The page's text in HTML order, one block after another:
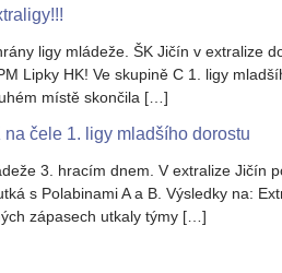
ligy mládeže. ŠK Jičín v extralize
Lipky HK! Ve skupině C 1. ligy
místě skončila […]
čele 1. ligy mladšího dorostu
3. hracím dnem. V extralize Jičín
s Polabinami A a B. Výsledky na:
zápasech utkaly týmy […]